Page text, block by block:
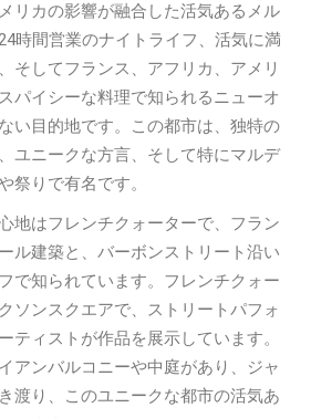
リカの影響が融合した活気あるメル
時間営業のナイトライフ、活気に満
そしてフランス、アフリカ、アメリ
パイシーな料理で知られるニューオ
い目的地です。この都市は、独特の
ユニークな方言、そして特にマルデ
祭りで有名です。
地はフレンチクォーターで、フラン
ル建築と、バーボンストリート沿い
で知られています。フレンチクォー
ソンスクエアで、ストリートパフォ
ティストが作品を展示しています。
アンバルコニーや中庭があり、ジャ
渡り、このユニークな都市の活気あ